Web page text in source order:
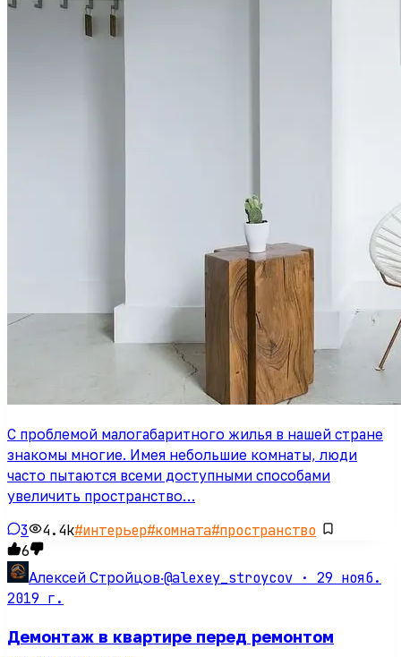
С проблемой малогабаритного жилья в нашей стране
знакомы многие. Имея небольшие комнаты, люди
часто пытаются всеми доступными способами
увеличить пространство…
3 4.4k#интерьер#комната#пространство
6
Алексей Стройцов·@alexey_stroycov · 29 нояб.
2019 г.
Демонтаж в квартире перед ремонтом